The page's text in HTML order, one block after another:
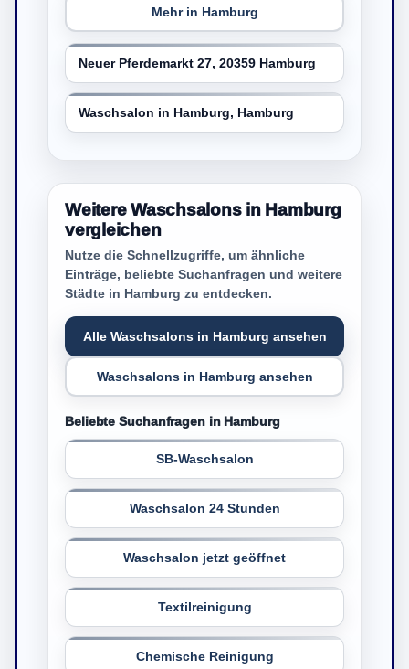
Mehr in Hamburg
Neuer Pferdemarkt 27, 20359 Hamburg
Waschsalon in Hamburg, Hamburg
Weitere Waschsalons in Hamburg
vergleichen
Nutze die Schnellzugriffe, um ähnliche
Einträge, beliebte Suchanfragen und weitere
Städte in Hamburg zu entdecken.
Alle Waschsalons in Hamburg ansehen
Waschsalons in Hamburg ansehen
Beliebte Suchanfragen in Hamburg
SB-Waschsalon
Waschsalon 24 Stunden
Waschsalon jetzt geöffnet
Textilreinigung
Chemische Reinigung